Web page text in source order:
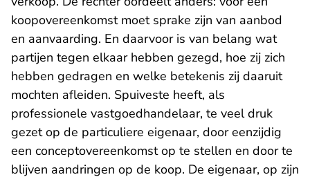
koopovereenkomst moet sprake zijn van aanbod
en aanvaarding. En daarvoor is van belang wat
partijen tegen elkaar hebben gezegd, hoe zij zich
hebben gedragen en welke betekenis zij daaruit
mochten afleiden. Spuiveste heeft, als
professionele vastgoedhandelaar, te veel druk
gezet op de particuliere eigenaar, door eenzijdig
een conceptovereenkomst op te stellen en door te
blijven aandringen op de koop. De eigenaar, op zijn